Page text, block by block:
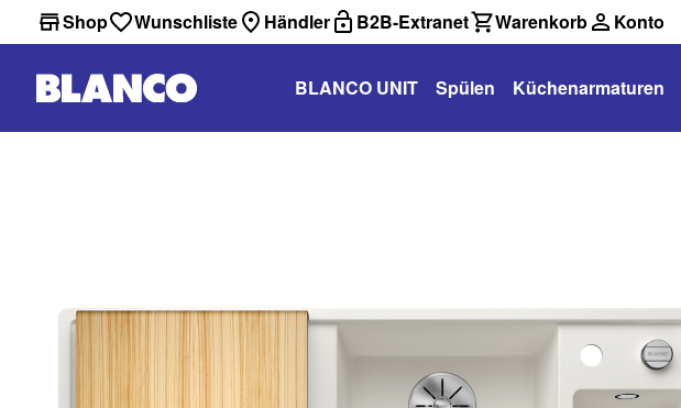
Shop Wunschliste Händler B2B-Extranet Warenkorb Konto
BLANCO UNIT Spülen Küchenarmaturen